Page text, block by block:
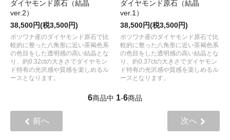
ダイヤモンド原石（結晶
ver.2）
38,500円(税3,500円)
ボツワナ産のダイヤモンド原石で比
較的に整った八角形に近い茶褐色系
の色目をした透明感の高い結晶とな
り、約0.32ctの大きさでダイヤモン
ド特有の光沢感や質感を楽しめるル
ースとなります。
ダイヤモンド原石（結晶
ver.1）
38,500円(税3,500円)
ボツワナ産のダイヤモンド原石で比
較的に整った八角形に近い茶褐色系
の色目をした透明感の高い結晶とな
り、約0.37ctの大きさでダイヤモン
ド特有の光沢感や質感を楽しめるル
ースとなります。
6商品中 1-6商品
前へ 次へ